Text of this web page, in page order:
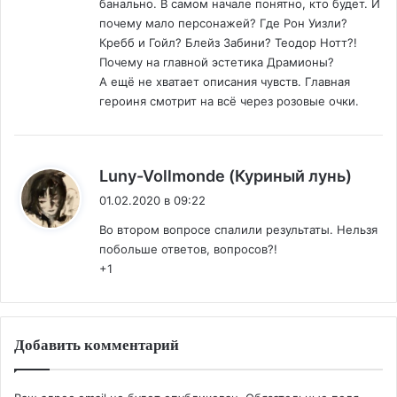
банально. В самом начале понятно, кто будет. И
почему мало персонажей? Где Рон Уизли?
Кребб и Гойл? Блейз Забини? Теодор Нотт?!
Почему на главной эстетика Драмионы?
А ещё не хватает описания чувств. Главная
героиня смотрит на всё через розовые очки.
Luny-Vollmonde (Куриный лунь)
01.02.2020 в 09:22
Во втором вопросе спалили результаты. Нельзя
побольше ответов, вопросов?!
+1
Добавить комментарий